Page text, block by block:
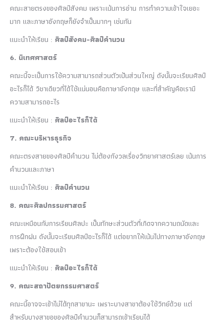
คณะสายตรงของศิลป์สังคม เพราะเน้นการอ่าน การทำความเข้าใจเยอะ
มาก และภาษาอังกฤษก็ยังจำเป็นมากๆ เช่นกัน
แนะนำให้เรียน : ศิลป์สังคม-ศิลป์คำนวน
6. นิเทศศาสตร์
คณะนี้จะเป็นการใช้ความสามารถส่วนตัวเป้นส่วนใหญ่ ดังนั้นจะเรียนศิลป์
อะไรก็ได้ วิชาเดียวที่ได้ใช้แน่นอนคือภาษาอังกฤษ และที่สำคัญคือเรามี
ความสามารถอะไร
แนะนำให้เรียน : ศิลป์อะไรก็ได้
7. คณะบริหารธุรกิจ
คณะตรงสายของศิลป์คำนวน ไม่ต้องกังวลเรื่องวิทยาศาสตร์เลย เน้นการ
คำนวนและภาษา
แนะนำให้เรียน : ศิลป์คำนวน
8. คณะศิลปกรรมศาสตร์
คณะเหมือนกับการเรียนศิลปะ เป็นทักษะส่วนตัวที่เกิดจากความถนัดและ
การฝึกฝน ดังนั้นจะเรียนศิลป์อะไรก็ได้ แต่อยากให้เน้นไปทางภาษาอังกฤษ
เพราะต้องใช้สอบเข้า
แนะนำให้เรียน : ศิลป์อะไรก็ได้
9. คณะสถาปัตยกรรมศาสตร์
คณะนี้อาจจะเข้าไม่ได้ทุกสาขานะ เพราะบางสาขาต้องใช้วิทย์ด้วย แต่
สำหรับบางสาขอของศิลป์คำนวนก็สามารถเข้าเรียนได้